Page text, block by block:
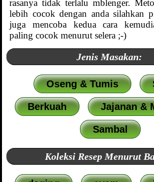
rasanya tidak terlalu mblenger.
lebih cocok dengan anda silahkan
juga mencoba kedua cara
paling cocok menurut selera ;-)
Jenis Masakan:
Oseng & Tumis
Berkuah Jajanan &
Sambal
Koleksi Resep Menurut